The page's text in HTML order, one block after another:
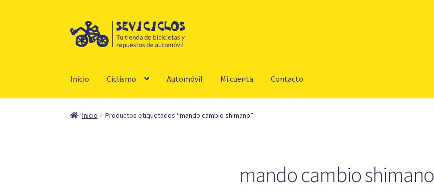
Ir
a
Ir
al
Inicio Ciclismo Automóvil Mi cuenta Contacto
Inicio Productos etiquetados “mando cambio shimano”
mando cambio shimano